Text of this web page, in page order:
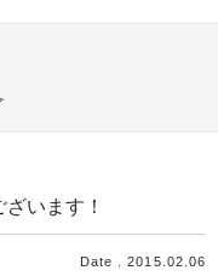
います！
Date . 2015.02.06